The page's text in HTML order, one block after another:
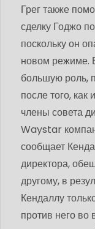
Грег также
сделку Годжо
поскольку он
новом режиме.
большую роль,
после того,
члены совета
Waystar
сообщает
директора,
другому, в
Кендаллу
против него во